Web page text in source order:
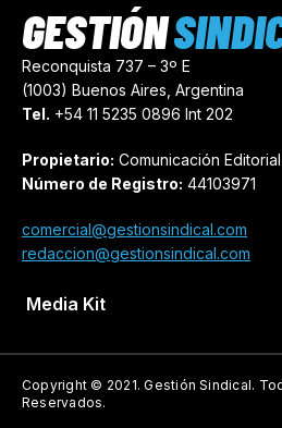
Reconquista 737 – 3º E
(1003) Buenos Aires, Argentina
Tel. +54 11 5235 0896 Int 202
Propietario: Comunicación
Número de Registro: 44103971
comercial@gestionsindical.com
redaccion@gestionsindical.com
Media Kit
GESTIÓN
Copyright © 2021.Gestión Sindical.
Reservados.